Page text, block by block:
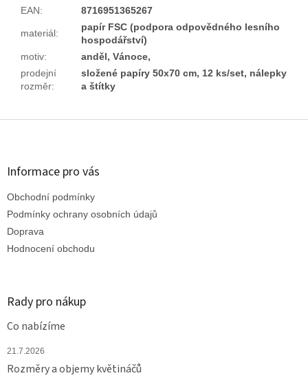
EAN: 8716951365267
materiál:
papír FSC (podpora odpovědného lesního
hospodářství)
motiv:
anděl, Vánoce,
prodejní
rozměr:
složené papíry 50x70 cm, 12 ks/set, nálepky
a štítky
Z
Informace pro vás
Obchodní podmínky
Podmínky ochrany osobních údajů
Doprava
Hodnocení obchodu
Rady pro nákup
Co nabízíme
21.7.2026
Rozměry a objemy květináčů